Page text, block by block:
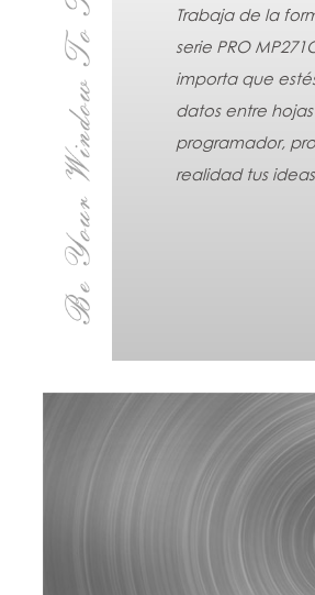
Trabaja de la
serie PRO
importa que
datos entre
programador,
realidad tus